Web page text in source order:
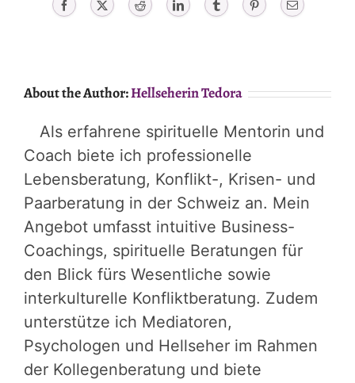
Facebook X Reddit LinkedIn Tumblr PinterestEmail
About the Author:Hellseherin Tedora
Als erfahrene spirituelle Mentorin und
Coach biete ich professionelle
Lebensberatung, Konflikt-, Krisen- und
Paarberatung in der Schweiz an. Mein
Angebot umfasst intuitive Business-
Coachings, spirituelle Beratungen für
den Blick fürs Wesentliche sowie
interkulturelle Konfliktberatung. Zudem
unterstütze ich Mediatoren,
Psychologen und Hellseher im Rahmen
der Kollegenberatung und biete